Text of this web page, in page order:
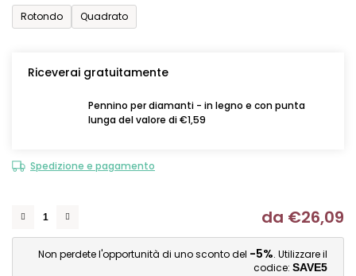
Rotondo
Quadrato
Riceverai gratuitamente
Pennino per diamanti - in legno e con punta
lunga del valore di €1,59
Spedizione e pagamento
da €26,09
Non perdete l'opportunità di uno sconto del -5%. Utilizzare il
codice: SAVE5